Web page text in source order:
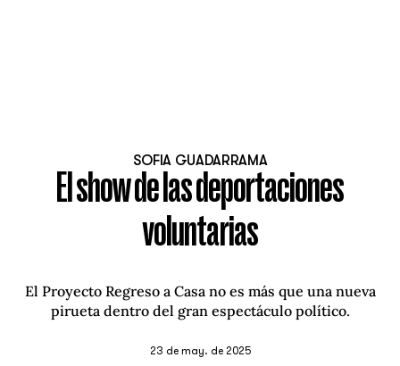
SOFIA GUADARRAMA
El show de las deportaciones
voluntarias
El Proyecto Regreso a Casa no es más que una nueva
pirueta dentro del gran espectáculo político.
23 de may. de 2025